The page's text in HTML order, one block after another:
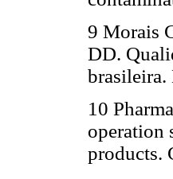
9 Morais
DD.
brasileira.
10
operation
products.